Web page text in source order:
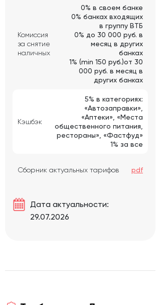
Комиссия
за снятие
наличных
0% в своем банке
0% банках входящих
в группу ВТБ
0% до 30 000 руб. в
месяц в других
банках
1% (min 150 руб.)от 30
000 руб. в месяц в
других банках
Кэшбэк
5% в категориях:
«Автозаправки»,
«Аптеки», «Места
общественного питания,
рестораны», «Фастфуд»
1% за все
Сборник актуальных тарифов pdf
Дата актуальности:
29.07.2026